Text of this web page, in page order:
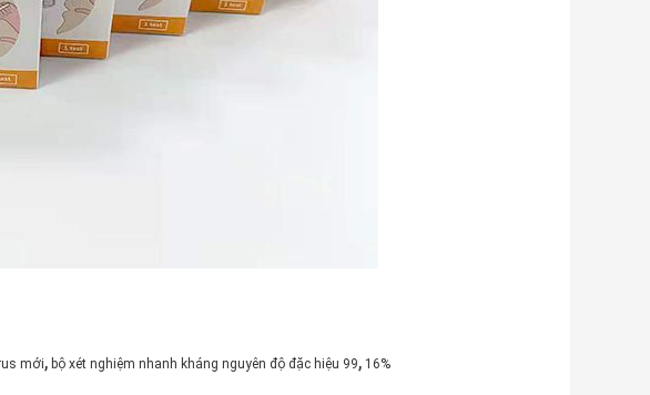
mới, bộ xét nghiệm nhanh kháng nguyên độ đặc hiệu 99, 16%